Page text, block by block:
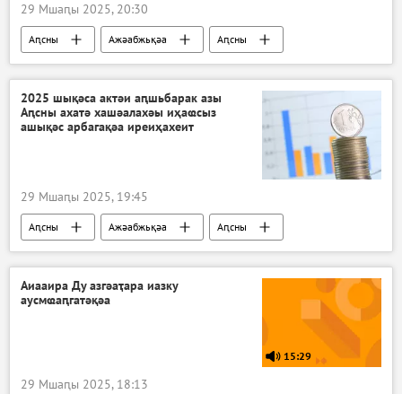
29 Мшаԥы 2025, 20:30
Аԥсны Ажәабжьқәа Аԥсны
2025 шықәса актәи аԥшьбарак азы
Аԥсны ахатә хашәалахәы иҳаҩсыз
ашықәс арбагақәа иреиҳахеит
29 Мшаԥы 2025, 19:45
Аԥсны Ажәабжьқәа Аԥсны
Аиааира Ду азгәаҭара иазку
аусмҩаԥгатәқәа
15:29
29 Мшаԥы 2025, 18:13